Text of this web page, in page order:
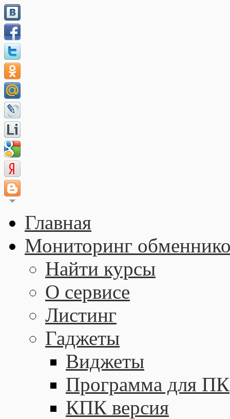
Главная
Мониторинг
Найти курсы
О сервисе
Листинг
Гаджеты
Виджеты
Программа для ПК
КПК версия